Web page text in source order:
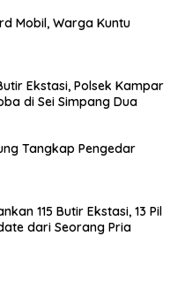
Mobil, Warga Kuntu
Ekstasi, Polsek Kampar
di Sei Simpang Dua
Tangkap Pengedar
115 Butir Ekstasi, 13 Pil
dari Seorang Pria